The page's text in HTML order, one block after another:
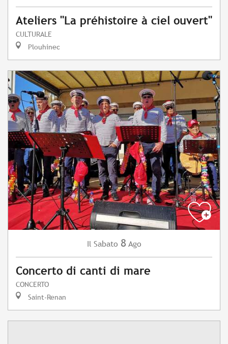
Ateliers "La préhistoire à ciel ouvert"
CULTURALE
Plouhinec
Il Sabato 8 Ago
Concerto di canti di mare
CONCERTO
Saint-Renan